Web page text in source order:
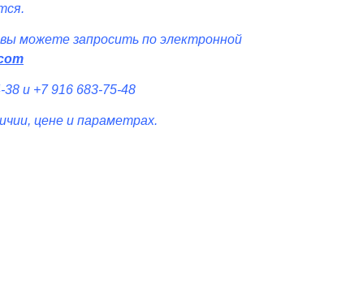
можете запросить по электронной
и +7 916 683-75-48
цене и параметрах.